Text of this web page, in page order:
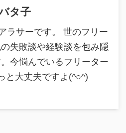
タ子
ラサーです。 世のフリー
失敗談や経験談を包み隠
今悩んでいるフリーター
と大丈夫ですよ(^○^)